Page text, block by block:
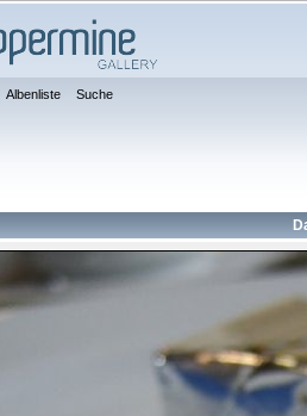
Albenliste Suche